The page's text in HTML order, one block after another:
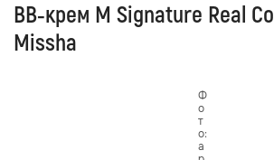
BB‑крем M Signature Real
Missha
Ф
о
т
о:
а